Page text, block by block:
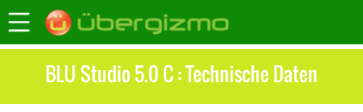
BLU Studio 5.0 C : Technische Daten